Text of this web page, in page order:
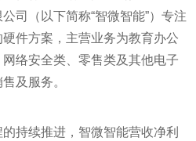
司（以下简称“智微智能”）专注
件方案，主营业务为教育办公
络安全类、零售类及其他电子
及服务。
持续推进，智微智能营收净利